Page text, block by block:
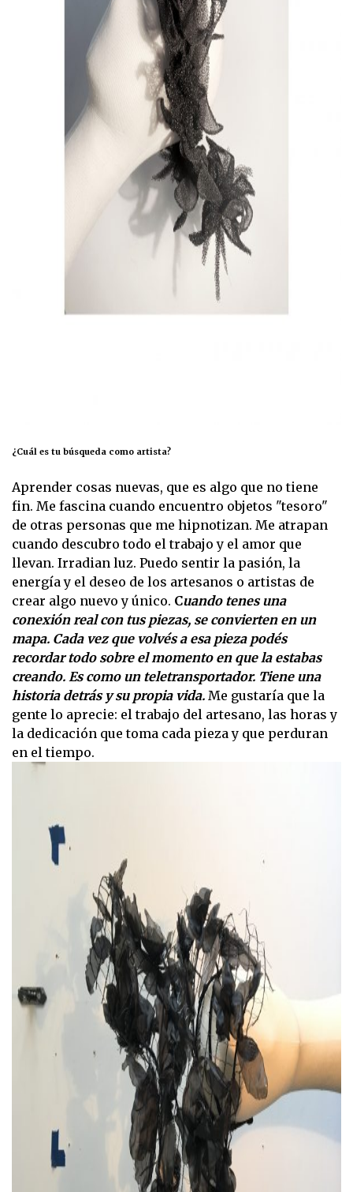
¿Cuál es tu búsqueda como artista?
Aprender cosas nuevas, que es algo que no tiene
fin. Me fascina cuando encuentro objetos "tesoro"
de otras personas que me hipnotizan. Me atrapan
cuando descubro todo el trabajo y el amor que
llevan. Irradian luz. Puedo sentir la pasión, la
energía y el deseo de los artesanos o artistas de
crear algo nuevo y único. Cuando tenes una
conexión real con tus piezas, se convierten en un
mapa. Cada vez que volvés a esa pieza podés
recordar todo sobre el momento en que la estabas
creando. Es como un teletransportador. Tiene una
historia detrás y su propia vida. Me gustaría que la
gente lo aprecie: el trabajo del artesano, las horas y
la dedicación que toma cada pieza y que perduran
en el tiempo.